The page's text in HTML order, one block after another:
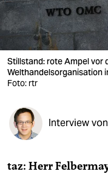
verlag
veranstaltungen
shop
fragen & hilfe
unterstützen
abo
genossenschaft
Stillstand: rote Ampel vor
Welthandelsorganisation
Foto: rtr
Interview von
taz: Herr